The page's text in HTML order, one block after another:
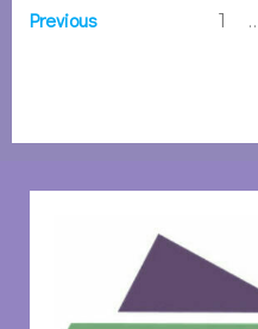
Posts
Previous
PostsPage
1